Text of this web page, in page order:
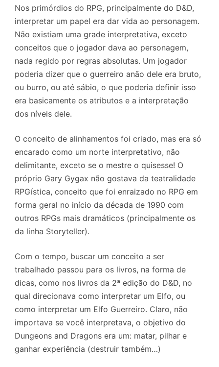
Nos primórdios do RPG, principalmente do D&D,
interpretar um papel era dar vida ao personagem.
Não existiam uma grade interpretativa, exceto
conceitos que o jogador dava ao personagem,
nada regido por regras absolutas. Um jogador
poderia dizer que o guerreiro anão dele era bruto,
ou burro, ou até sábio, o que poderia definir isso
era basicamente os atributos e a interpretação
dos níveis dele.
O conceito de alinhamentos foi criado, mas era só
encarado como um norte interpretativo, não
delimitante, exceto se o mestre o quisesse! O
próprio Gary Gygax não gostava da teatralidade
RPGística, conceito que foi enraizado no RPG em
forma geral no início da década de 1990 com
outros RPGs mais dramáticos (principalmente os
da linha Storyteller).
Com o tempo, buscar um conceito a ser
trabalhado passou para os livros, na forma de
dicas, como nos livros da 2ª edição do D&D, no
qual direcionava como interpretar um Elfo, ou
como interpretar um Elfo Guerreiro. Claro, não
importava se você interpretava, o objetivo do
Dungeons and Dragons era um: matar, pilhar e
ganhar experiência (destruir também…)